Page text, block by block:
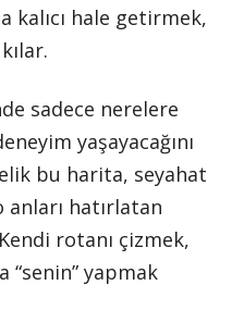
kalıcı hale getirmek,
sadece nerelere
yaşayacağını
bu harita, seyahat
hatırlatan
rotanı çizmek,
“senin” yapmak